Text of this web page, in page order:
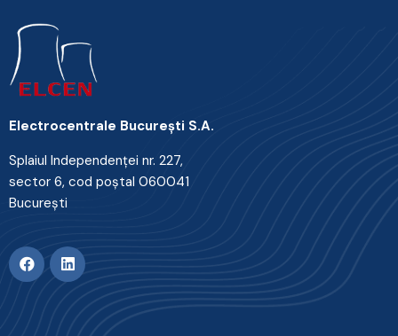
Electrocentrale Bucureşti S.A.
Splaiul Independenţei nr. 227,
sector 6, cod poştal 060041
Bucureşti